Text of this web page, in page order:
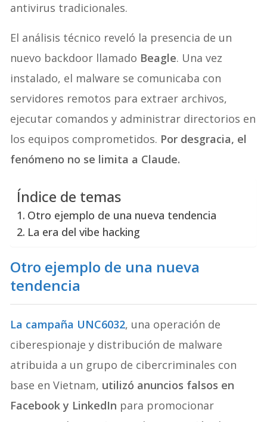
antivirus tradicionales.
El análisis técnico reveló la presencia de un
nuevo backdoor llamado Beagle. Una vez
instalado, el malware se comunicaba con
servidores remotos para extraer archivos,
ejecutar comandos y administrar directorios en
los equipos comprometidos. Por desgracia, el
fenómeno no se limita a Claude.
Índice de temas
Otro ejemplo de una nueva tendencia
La era del vibe hacking
Otro ejemplo de una nueva
tendencia
La campaña UNC6032, una operación de
ciberespionaje y distribución de malware
atribuida a un grupo de cibercriminales con
base en Vietnam, utilizó anuncios falsos en
Facebook y LinkedIn para promocionar